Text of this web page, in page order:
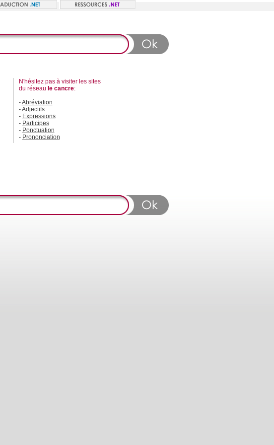
N'hésitez pas à visiter les sites
du réseau le cancre:
-Abréviation
-Adjectifs
- Expressions
- Participes
- Ponctuation
- Prononciation